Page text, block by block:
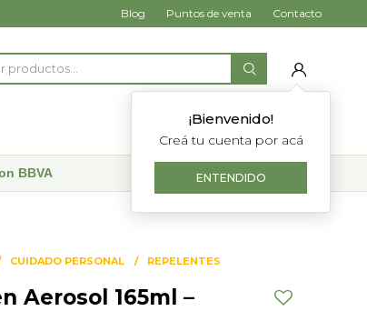
¡Bienvenido!
Creá tu cuenta por acá
ENTENDIDO
Blog Puntos de venta Contacto
BBVA
CUIDADO PERSONAL REPELENTES
Aerosol 165ml –